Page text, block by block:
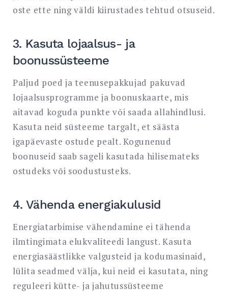
oste ette ning väldi kiirustades tehtud otsuseid.
3. Kasuta lojaalsus- ja
boonussüsteeme
Paljud poed ja teenusepakkujad pakuvad
lojaalsusprogramme ja boonuskaarte, mis
aitavad koguda punkte või saada allahindlusi.
Kasuta neid süsteeme targalt, et säästa
igapäevaste ostude pealt. Kogunenud
boonuseid saab sageli kasutada hilisemateks
ostudeks või soodustusteks.
4. Vähenda energiakulusid
Energiatarbimise vähendamine ei tähenda
ilmtingimata elukvaliteedi langust. Kasuta
energiasäästlikke valgusteid ja kodumasinaid,
lülita seadmed välja, kui neid ei kasutata, ning
reguleeri kütte- ja jahutussüsteeme